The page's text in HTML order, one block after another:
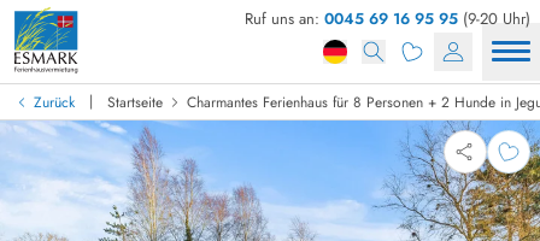
Ruf uns an: 0045 69 16 95 95 (9-20 Uhr)
Zurück | Startseite Charmantes Ferienhaus für 8 Personen + 2 Hunde in